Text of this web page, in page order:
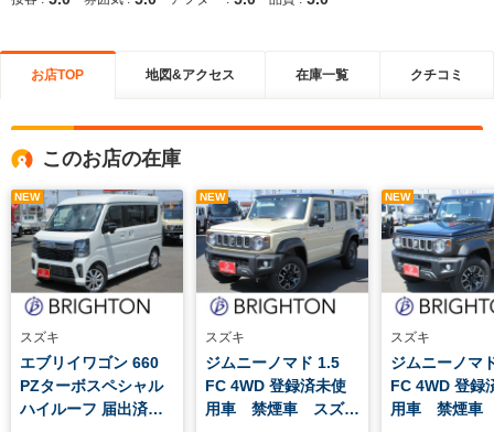
お店TOP 地図&アクセス 在庫一覧 クチコミ
このお店の在庫
NEW
スズキ
エブリイワゴン 660
PZターボスペシャル
ハイルーフ 届出済未
NEW
スズキ
ジムニーノマド 1.5
FC 4WD 登録済未使
用車 禁煙車 スズキ
NEW
スズキ
ジムニーノマ
FC 4WD 登録
用車 禁煙車